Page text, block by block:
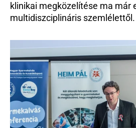
klinikai megközelítése ma már
multidiszciplináris szemlélettől.